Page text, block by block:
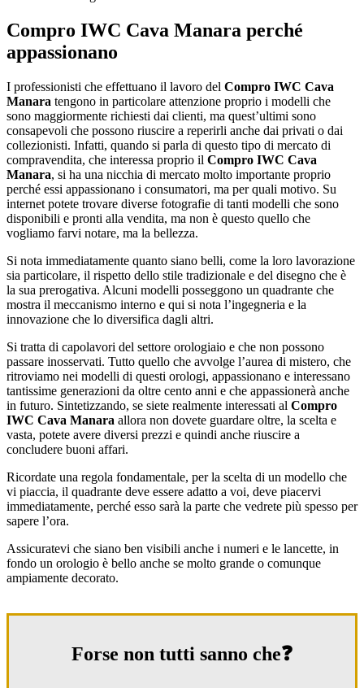
Compro IWC Cava Manara perché
appassionano
I professionisti che effettuano il lavoro del Compro IWC Cava
Manara tengono in particolare attenzione proprio i modelli che
sono maggiormente richiesti dai clienti, ma quest’ultimi sono
consapevoli che possono riuscire a reperirli anche dai privati o dai
collezionisti. Infatti, quando si parla di questo tipo di mercato di
compravendita, che interessa proprio il Compro IWC Cava
Manara, si ha una nicchia di mercato molto importante proprio
perché essi appassionano i consumatori, ma per quali motivo. Su
internet potete trovare diverse fotografie di tanti modelli che sono
disponibili e pronti alla vendita, ma non è questo quello che
vogliamo farvi notare, ma la bellezza.
Si nota immediatamente quanto siano belli, come la loro lavorazione
sia particolare, il rispetto dello stile tradizionale e del disegno che è
la sua prerogativa. Alcuni modelli posseggono un quadrante che
mostra il meccanismo interno e qui si nota l’ingegneria e la
innovazione che lo diversifica dagli altri.
Si tratta di capolavori del settore orologiaio e che non possono
passare inosservati. Tutto quello che avvolge l’aurea di mistero, che
ritroviamo nei modelli di questi orologi, appassionano e interessano
tantissime generazioni da oltre cento anni e che appassionerà anche
in futuro. Sintetizzando, se siete realmente interessati al Compro
IWC Cava Manara allora non dovete guardare oltre, la scelta e
vasta, potete avere diversi prezzi e quindi anche riuscire a
concludere buoni affari.
Ricordate una regola fondamentale, per la scelta di un modello che
vi piaccia, il quadrante deve essere adatto a voi, deve piacervi
immediatamente, perché esso sarà la parte che vedrete più spesso per
sapere l’ora.
Assicuratevi che siano ben visibili anche i numeri e le lancette, in
fondo un orologio è bello anche se molto grande o comunque
ampiamente decorato.
Forse non tutti sanno che❓